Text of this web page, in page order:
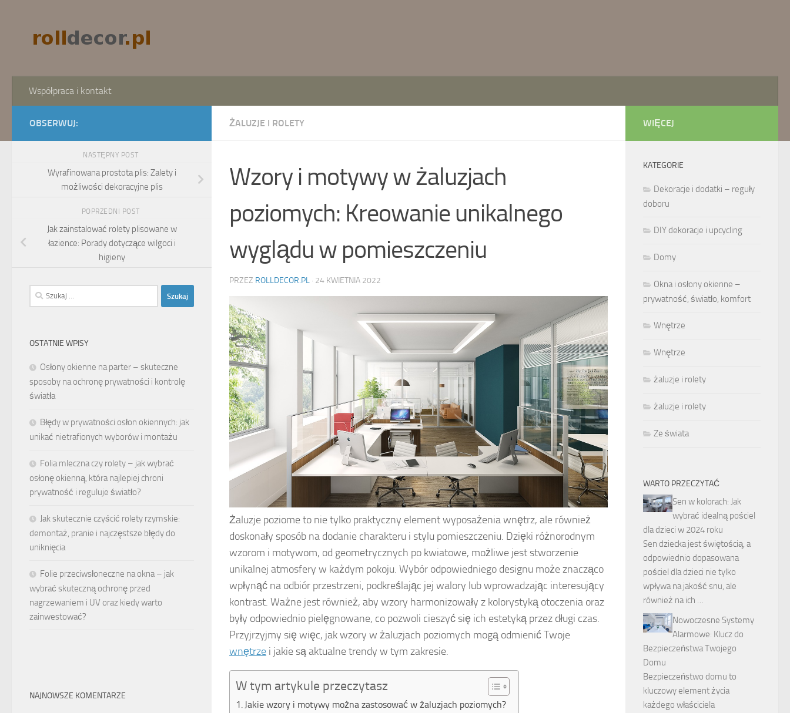
Współpraca i kontakt
ŻALUZJE I ROLETY
Wzory i motywy w żaluzjach
poziomych: Kreowanie unikalnego
wyglądu w pomieszczeniu
PRZEZ ROLLDECOR.PL · 24 KWIETNIA 2022
Żaluzje poziome to nie tylko praktyczny element wyposażenia wnętrz, ale również
doskonały sposób na dodanie charakteru i stylu pomieszczeniu. Dzięki różnorodnym
wzorom i motywom, od geometrycznych po kwiatowe, możliwe jest stworzenie
unikalnej atmosfery w każdym pokoju. Wybór odpowiedniego designu może znacząco
wpłynąć na odbiór przestrzeni, podkreślając jej walory lub wprowadzając interesujący
kontrast. Ważne jest również, aby wzory harmonizowały z kolorystyką otoczenia oraz
były odpowiednio pielęgnowane, co pozwoli cieszyć się ich estetyką przez długi czas.
Przyjrzyjmy się więc, jak wzory w żaluzjach poziomych mogą odmienić Twoje
wnętrze i jakie są aktualne trendy w tym zakresie.
W tym artykule przeczytasz
Jakie wzory i motywy można zastosować w żaluzjach poziomych?
OBSERWUJ:
NASTĘPNY POST
Wyrafinowana prostota plis: Zalety i
możliwości dekoracyjne plis
POPRZEDNI POST
Jak zainstalować rolety plisowane w
łazience: Porady dotyczące wilgoci i
higieny
Szukaj:
OSTATNIE WPISY
Osłony okienne na parter – skuteczne
sposoby na ochronę prywatności i kontrolę
światła
Błędy w prywatności osłon okiennych: jak
unikać nietrafionych wyborów i montażu
Folia mleczna czy rolety – jak wybrać
osłonę okienną, która najlepiej chroni
prywatność i reguluje światło?
Jak skutecznie czyścić rolety rzymskie:
demontaż, pranie i najczęstsze błędy do
uniknięcia
Folie przeciwsłoneczne na okna – jak
wybrać skuteczną ochronę przed
nagrzewaniem i UV oraz kiedy warto
zainwestować?
NAJNOWSZE KOMENTARZE
WIĘCEJ
KATEGORIE
Dekoracje i dodatki – reguły
doboru
DIY dekoracje i upcycling
Domy
Okna i osłony okienne –
prywatność, światło, komfort
Wnętrze
Wnętrze
żaluzje i rolety
żaluzje i rolety
Ze świata
WARTO PRZECZYTAĆ
Sen w kolorach: Jak
wybrać idealną pościel
dla dzieci w 2024 roku
Sen dziecka jest świętością, a
odpowiednio dopasowana
pościel dla dzieci nie tylko
wpływa na jakość snu, ale
również na ich …
Nowoczesne Systemy
Alarmowe: Klucz do
Bezpieczeństwa Twojego
Domu
Bezpieczeństwo domu to
kluczowy element życia
każdego właściciela